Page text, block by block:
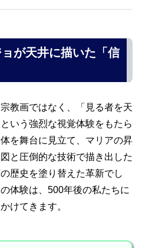
が天井に描いた「信
教画ではなく、「見る者を天
いう強烈な視覚体験をもたら
を舞台に見立て、マリアの昇
と圧倒的な技術で描き出した
歴史を塗り替えた革新でし
体験は、500年後の私たちに
けてきます。